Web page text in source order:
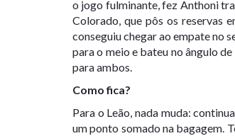
o jogo fulminante, fez Anthoni
Colorado, que pôs os reservas
conseguiu chegar ao empate no
para o meio e bateu no ângulo
para ambos.
Como fica?
Para o Leão, nada muda:
um ponto somado na bagagem.